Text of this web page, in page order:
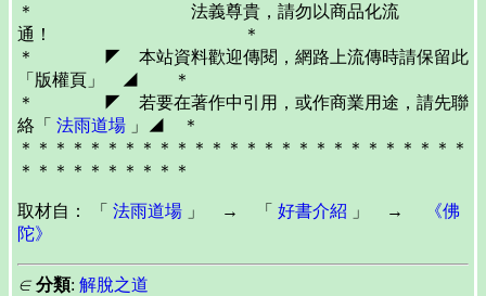
＊ 法義尊貴，請勿以商品化流
通！ ＊
＊ ◤ 本站資料歡迎傳閱，網路上流傳時請保留此
「版權頁」 ◢ ＊
＊ ◤ 若要在著作中引用，或作商業用途，請先聯
絡「 法雨道場 」◢ ＊
＊＊＊＊＊＊＊＊＊＊＊＊＊＊＊＊＊＊＊＊＊＊＊＊＊＊
＊＊＊＊＊＊＊＊＊＊
取材自： 「 法雨道場 」 → 「 好書介紹 」 →
《佛
陀》
∈ 分類: 解脫之道